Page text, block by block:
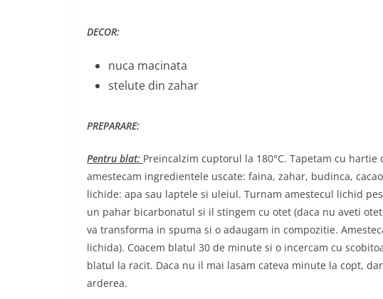
DECOR:
nuca macinata
stelute din zahar
PREPARARE:
Pentru blat: Preincalzim cuptorul la 180°C. Tapetam cu
amestecam ingredientele uscate: faina, zahar, budinca,
lichide: apa sau laptele si uleiul. Turnam amestecul lichid
un pahar bicarbonatul si il stingem cu otet (daca nu aveti
va transforma in spuma si o adaugam in compozitie.
lichida). Coacem blatul 30 de minute si o incercam cu
blatul la racit. Daca nu il mai lasam cateva minute la copt,
arderea.